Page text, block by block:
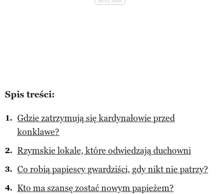
Spis treści:
Gdzie zatrzymują się kardynałowie przed
konklawe?
Rzymskie lokale, które odwiedzają duchowni
Co robią papiescy gwardziści, gdy nikt nie patrzy?
Kto ma szansę zostać nowym papieżem?